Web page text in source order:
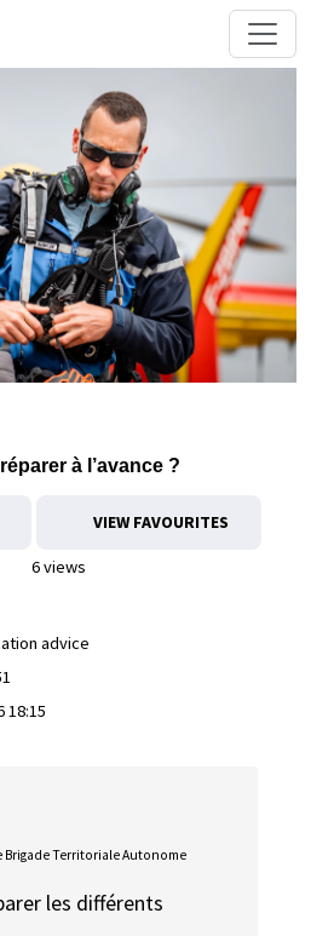
à l’avance ?
VIEW FAVOURITES
6 views
advice
18:15
Brigade Territoriale Autonome
les différents